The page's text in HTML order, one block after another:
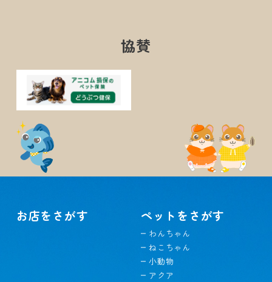
協賛
お店をさがす ペットをさがす
わんちゃん
ねこちゃん
小動物
アクア